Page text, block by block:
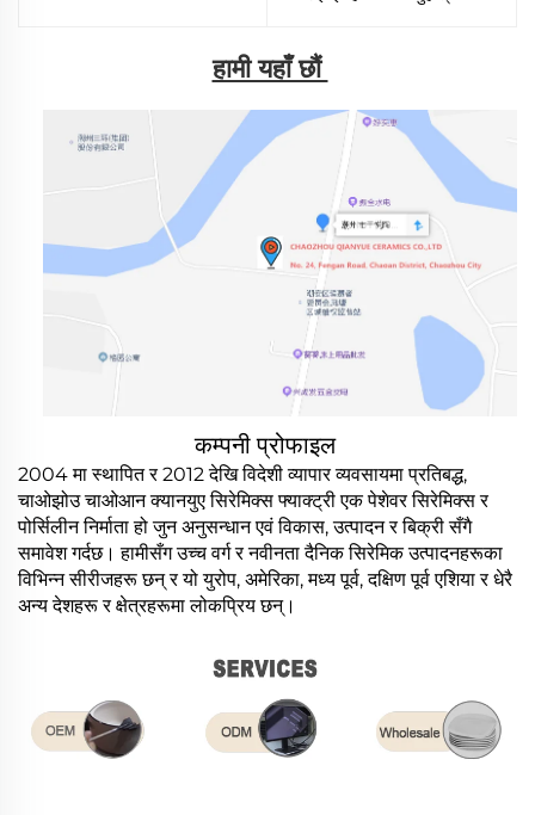
हामी यहाँ छौं
कम्पनी प्रोफाइल
2004 मा स्थापित र 2012 देखि विदेशी व्यापार व्यवसायमा प्रतिबद्ध,
चाओझोउ चाओआन क्यानयुए सिरेमिक्स फ्याक्ट्री एक पेशेवर सिरेमिक्स र
पोर्सिलीन निर्माता हो जुन अनुसन्धान एवं विकास, उत्पादन र बिक्री सँगै
समावेश गर्दछ। हामीसँग उच्च वर्ग र नवीनता दैनिक सिरेमिक उत्पादनहरूका
विभिन्न सीरीजहरू छन् र यो युरोप, अमेरिका, मध्य पूर्व, दक्षिण पूर्व एशिया र धेरै
अन्य देशहरू र क्षेत्रहरूमा लोकप्रिय छन्।